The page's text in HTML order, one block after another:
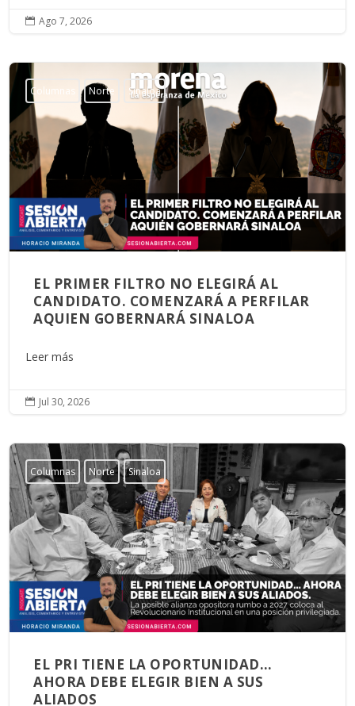
 Ago 7, 2026
Columnas Norte Sinaloa
EL PRIMER FILTRO NO ELEGIRÁ AL
CANDIDATO. COMENZARÁ A PERFILAR
AQUIEN GOBERNARÁ SINALOA
Leer más
 Jul 30, 2026
Columnas Norte Sinaloa
EL PRI TIENE LA OPORTUNIDAD…
AHORA DEBE ELEGIR BIEN A SUS
ALIADOS